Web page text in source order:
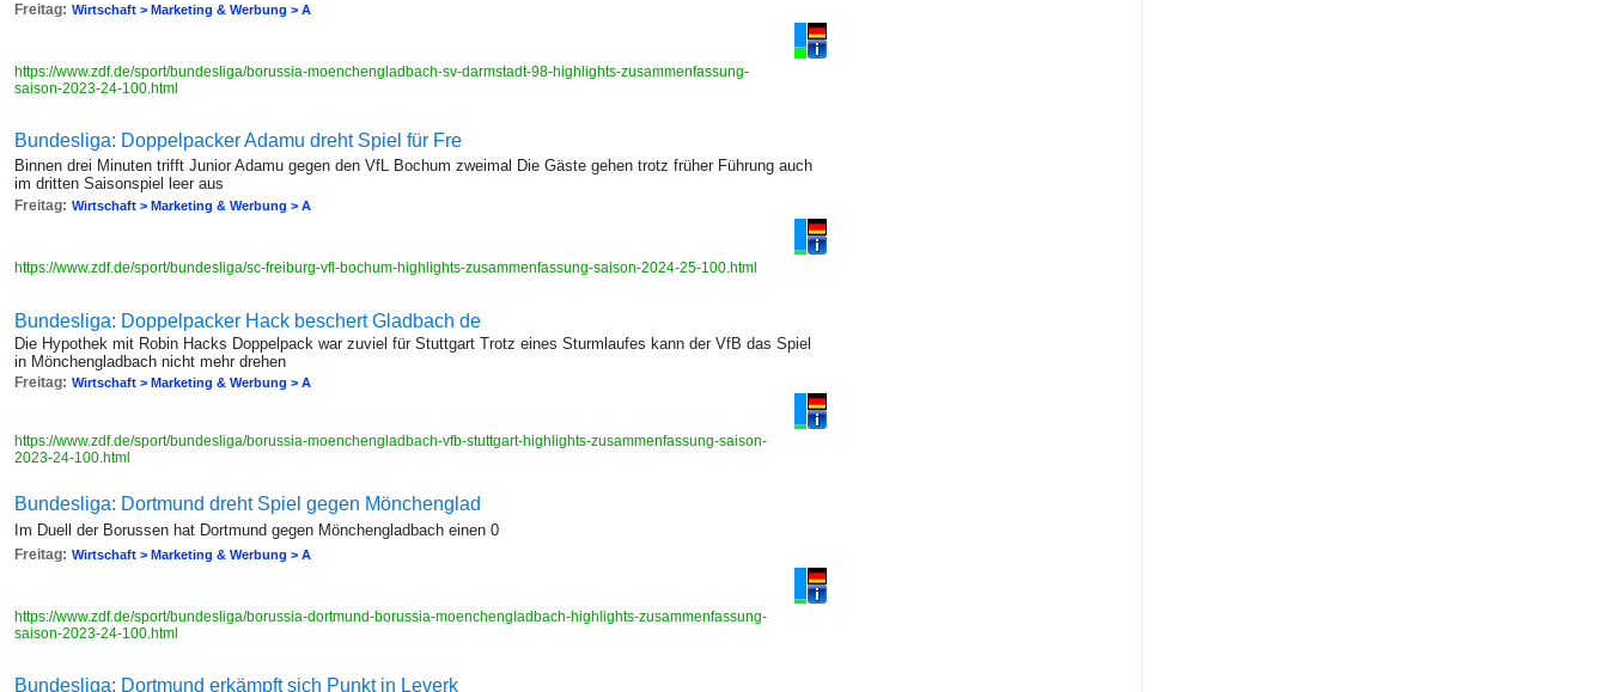
Freitag: Wirtschaft > Marketing & Werbung > A
https://www.zdf.de/sport/bundesliga/borussia-moenchengladbach-sv-darmstadt-98-highlights-zusammenfassung-
saison-2023-24-100.html
Bundesliga: Doppelpacker Adamu dreht Spiel für Fre
Binnen drei Minuten trifft Junior Adamu gegen den VfL Bochum zweimal Die Gäste gehen trotz früher Führung auch
im dritten Saisonspiel leer aus
Freitag: Wirtschaft > Marketing & Werbung > A
https://www.zdf.de/sport/bundesliga/sc-freiburg-vfl-bochum-highlights-zusammenfassung-saison-2024-25-100.html
Bundesliga: Doppelpacker Hack beschert Gladbach de
Die Hypothek mit Robin Hacks Doppelpack war zuviel für Stuttgart Trotz eines Sturmlaufes kann der VfB das Spiel
in Mönchengladbach nicht mehr drehen
Freitag: Wirtschaft > Marketing & Werbung > A
https://www.zdf.de/sport/bundesliga/borussia-moenchengladbach-vfb-stuttgart-highlights-zusammenfassung-saison-
2023-24-100.html
Bundesliga: Dortmund dreht Spiel gegen Mönchenglad
Im Duell der Borussen hat Dortmund gegen Mönchengladbach einen 0
Freitag: Wirtschaft > Marketing & Werbung > A
https://www.zdf.de/sport/bundesliga/borussia-dortmund-borussia-moenchengladbach-highlights-zusammenfassung-
saison-2023-24-100.html
Bundesliga: Dortmund erkämpft sich Punkt in Leverk